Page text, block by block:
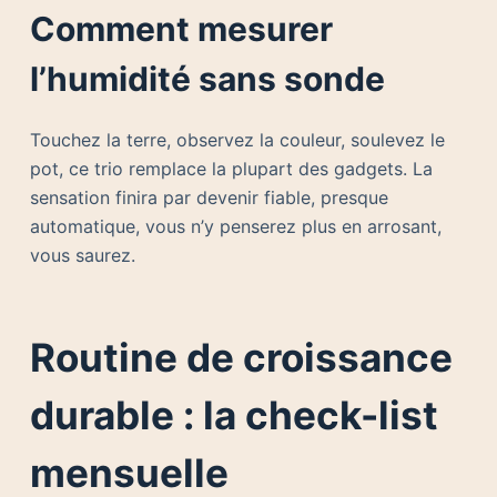
Comment mesurer
l’humidité sans sonde
Touchez la terre, observez la couleur, soulevez le
pot, ce trio remplace la plupart des gadgets. La
sensation finira par devenir fiable, presque
automatique, vous n’y penserez plus en arrosant,
vous saurez.
Routine de croissance
durable : la check-list
mensuelle